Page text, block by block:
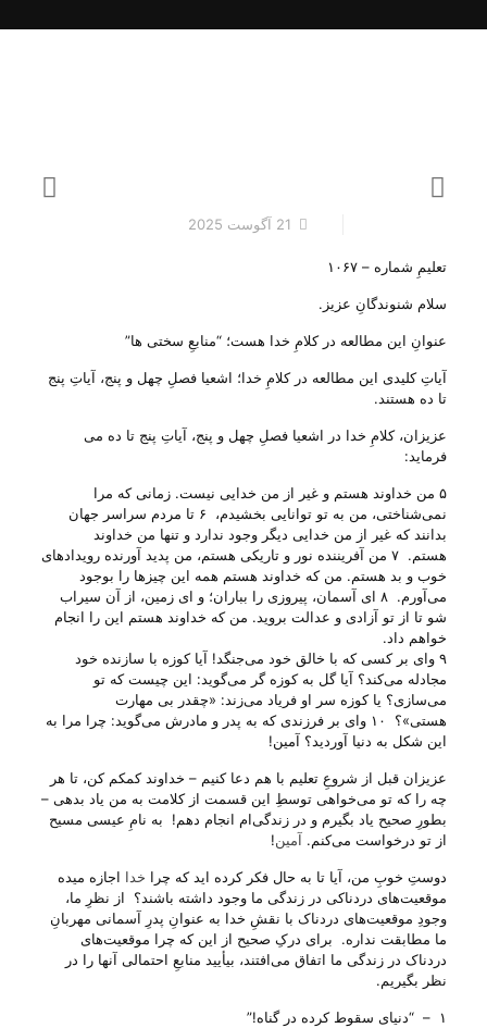
21 آگوست 2025
تعلیمِ شماره – ۱۰۶۷
سلام شنوندگانِ عزیز.
عنوانِ این مطالعه در کلامِ خدا هست؛ “منابعِ سختی ها”
آیاتِ کلیدی این مطالعه در کلامِ خدا؛ اشعیا فصلِ چهل و پنج، آیاتِ پنج
تا ده هستند.
عزیزان، کلامِ خدا در اشعیا فصلِ چهل و پنج، آیاتِ پنج تا ده می‌
فرماید:
۵ من خداوند هستم و غیر از من خدایی نیست. زمانی که مرا
نمی‌شناختی، من به تو توانایی بخشیدم، ۶ تا مردم سراسر جهان
بدانند که غیر از من خدایی دیگر وجود ندارد و تنها من خداوند
هستم. ۷ من آفریننده نور و تاریکی هستم، من پدید آورنده رویدادهای
خوب و بد هستم. من که خداوند هستم همه این چیزها را بوجود
می‌آورم. ۸ ای آسمان، پیروزی را بباران؛ و ای زمین، از آن سیراب
شو تا از تو آزادی و عدالت بروید. من که خداوند هستم این را انجام
خواهم داد.
۹ وای بر کسی که با خالق خود می‌جنگد! آیا کوزه با سازنده خود
مجادله می‌کند؟ آیا گل به کوزه گر می‌گوید: این چیست که تو
می‌سازی؟ یا کوزه سر او فریاد می‌زند: «چقدر بی مهارت
هستی»؟ ۱۰ وای بر فرزندی که به پدر و مادرش می‌گوید: چرا مرا به
این شکل به دنیا آوردید؟ آمین!
عزیزان قبل از شروعِ تعلیم با هم دعا کنیم – خداوند کمکم کن، تا هر
چه را که تو می‌‌خواهی توسطِ این قسمت از کلامت به من یاد بدهی –
بطورِ صحیح یاد بگیرم و در زندگی‌ام انجام دهم! به نامِ عیسی مسیح
از تو درخواست می‌‌کنم. آمین!
دوستِ خوبِ من، آیا تا به حال فکر کرده اید که چرا خدا اجازه میده
موقعیت‌های دردناکی در زندگی ما وجود داشته باشند؟ از نظرِ ما،
وجودِ موقعیت‌های دردناک با نقشِ خدا به عنوانِ پدرِ آسمانی مهربانِ
ما مطابقت نداره. برای درکِ صحیح از این که چرا موقعیت‌های
دردناک در زندگی ما اتفاق می‌‌افتند، بیأیید منابعِ احتمالی آنها را در
نظر بگیریم.
۱ – “دنیای سقوط کرده در گناه!”